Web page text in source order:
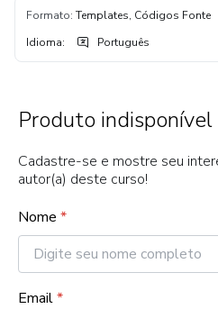
Formato: Templates, Códigos Fonte
Idioma: Português
Produto indisponível
Cadastre-se e mostre seu
autor(a) deste curso!
Nome *
Email*